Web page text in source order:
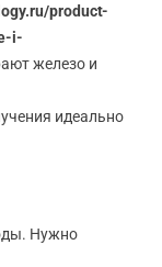
product-
i-
железо и
идеально
Нужно